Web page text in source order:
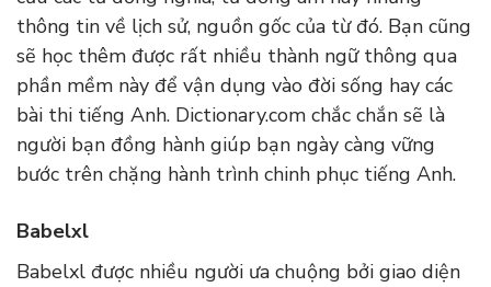
thông tin về lịch sử, nguồn gốc của từ đó. Bạn cũng
sẽ học thêm được rất nhiều thành ngữ thông qua
phần mềm này để vận dụng vào đời sống hay các
bài thi tiếng Anh. Dictionary.com chắc chắn sẽ là
người bạn đồng hành giúp bạn ngày càng vững
bước trên chặng hành trình chinh phục tiếng Anh.
Babelxl
Babelxl được nhiều người ưa chuộng bởi giao diện